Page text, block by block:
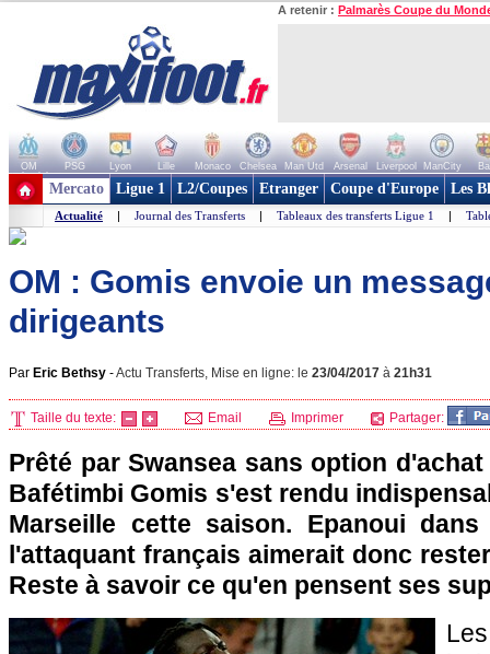
A retenir : Palmarès Coupe du
OM PSG Lyon Lille Monaco Chelsea Man Utd Arsenal Liverpool ManCity
+ de clubs
Mercato Ligue 1 L2/Coupes Etranger Coupe d'Europe Les
Actualité | Journal des Transferts | Tableaux des transferts Ligue 1 |
OM : Gomis envoie un
dirigeants
Par Eric Bethsy -Actu Transferts, Mise en ligne: le 23/04/2017 à 21h31
Taille du texte: Email Imprimer Partager:
Prêté par Swansea sans option
Bafétimbi Gomis s'est rendu
Marseille cette saison. Epanoui
l'attaquant français aimerait donc
Reste à savoir ce qu'en pensent ses